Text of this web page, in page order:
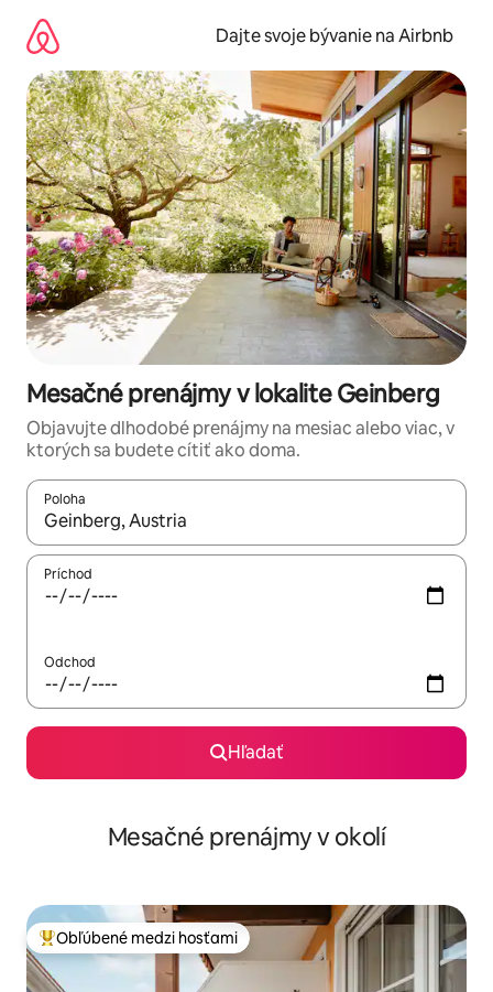
obsah.
Dajte svoje bývanie na Airbnb
Mesačné prenájmy v lokalite Geinberg
Objavujte dlhodobé prenájmy na mesiac alebo viac, v
ktorých sa budete cítiť ako doma.
Poloha
Keď budú výsledky k dispozícii, môžete si ich prechádzať
Príchod
Odchod
Hľadať
Mesačné prenájmy v okolí
Najobľúbenejšie medzi hosťami
Obľúbené medzi hosťami